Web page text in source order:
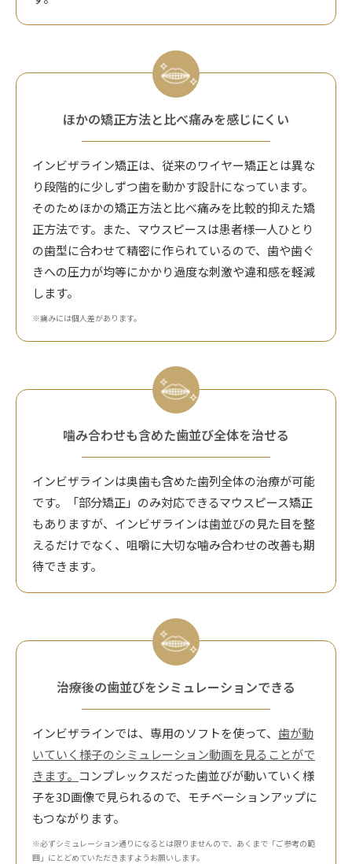
ほかの矯正方法と比べ痛みを感じにくい
インビザライン矯正は、従来のワイヤー矯正とは異な
り段階的に少しずつ歯を動かす設計になっています。
そのためほかの矯正方法と比べ痛みを比較的抑えた矯
正方法です。また、マウスピースは患者様一人ひとり
の歯型に合わせて精密に作られているので、歯や歯ぐ
きへの圧力が均等にかかり過度な刺激や違和感を軽減
します。
※痛みには個人差があります。
噛み合わせも含めた歯並び全体を治せる
インビザラインは奥歯も含めた歯列全体の治療が可能
です。「部分矯正」のみ対応できるマウスピース矯正
もありますが、インビザラインは歯並びの見た目を整
えるだけでなく、咀嚼に大切な噛み合わせの改善も期
待できます。
治療後の歯並びをシミュレーションできる
インビザラインでは、専用のソフトを使って、 歯が動
いていく様子のシミュレーション動画を見ることがで
きます。 コンプレックスだった歯並びが動いていく様
子を3D画像で見られるので、モチベーションアップに
もつながります。
※必ずシミュレーション通りになるとは限りませんので、あくまで「ご参考の範
囲」にとどめていただきますようお願いします。